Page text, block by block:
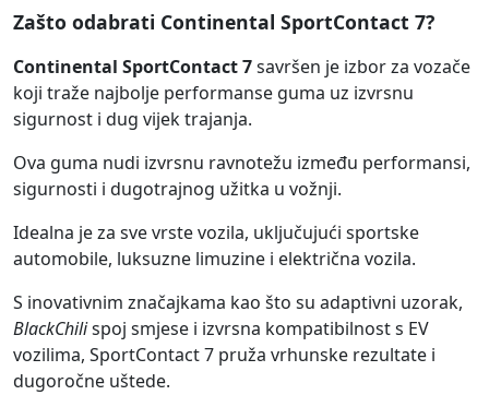
Zašto odabrati Continental SportContact 7?
Continental SportContact 7savršen je izbor za vozače
koji traže najbolje performanse guma uz izvrsnu
sigurnost i dug vijek trajanja.
Ova guma nudi izvrsnu ravnotežu između performansi,
sigurnosti i dugotrajnog užitka u vožnji.
Idealna je za sve vrste vozila, uključujući sportske
automobile, luksuzne limuzine i električna vozila.
S inovativnim značajkama kao što su adaptivni uzorak,
BlackChilispoj smjese i izvrsna kompatibilnost s EV
vozilima, SportContact 7 pruža vrhunske rezultate i
dugoročne uštede.